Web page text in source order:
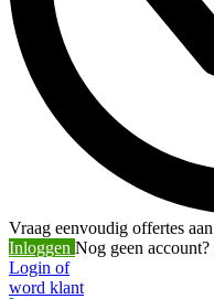
Vraag eenvoudig offertes aan
Inloggen Nog geen account?
Login of
word klant